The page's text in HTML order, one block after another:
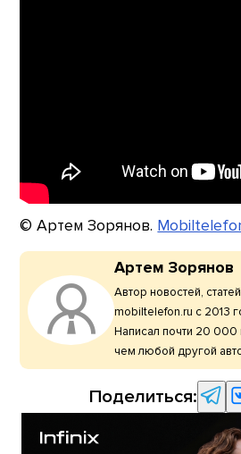
© Артем Зорянов.
Артем Зорянов
Автор новостей,
mobiltelefon.ru с 2013
Написал почти 20
чем любой другой
Поделиться: